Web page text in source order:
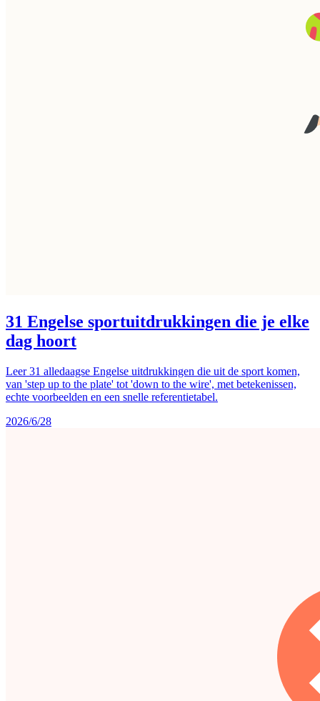
31 Engelse sportuitdrukkingen die je elke
dag hoort
Leer 31 alledaagse Engelse uitdrukkingen die uit de sport komen,
van 'step up to the plate' tot 'down to the wire', met betekenissen,
echte voorbeelden en een snelle referentietabel.
2026/6/28